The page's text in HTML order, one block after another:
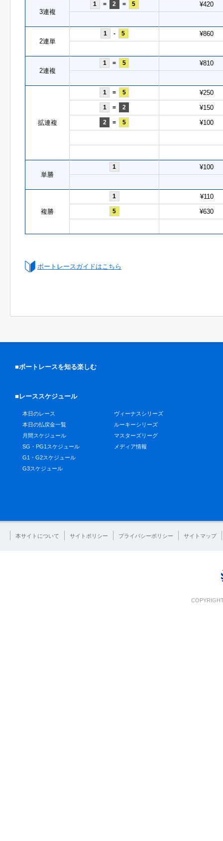
3連複
1 = 2 = 5 ¥420
2連単
1 - 5 ¥860
2連複
1 = 5 ¥810
拡連複
1 = 5 ¥250
1 = 2 ¥150
2 = 5 ¥100
単勝
1 ¥100
複勝
1 ¥110
5 ¥630
ボートレースガイドはこちら
■ボートレースを知る楽しむ
■レーススケジュール
本日のレース
本日の払戻金一覧
月間スケジュール
SG・PG1スケジュール
G1・G2スケジュール
G3スケジュール
ヴィーナスシリーズ
ルーキーシリーズ
マスターズリーグ
メディア情報
本サイトについて サイトポリシー プライバシーポリシー サイトマップ